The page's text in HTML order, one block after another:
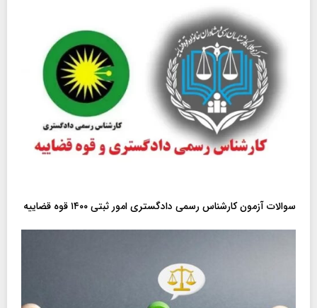
سوالات آزمون کارشناس رسمی دادگستری امور ثبتی ۱۴۰۰ قوه قضاییه